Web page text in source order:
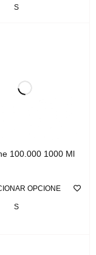
S
100.000 1000 Ml
OPCIONE
S